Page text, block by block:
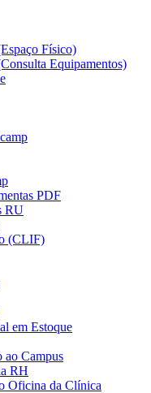
Físico)
Equipamentos)
PDF
RU
(CLIF)
em Estoque
ao Campus
RH
Oficina da Clínica